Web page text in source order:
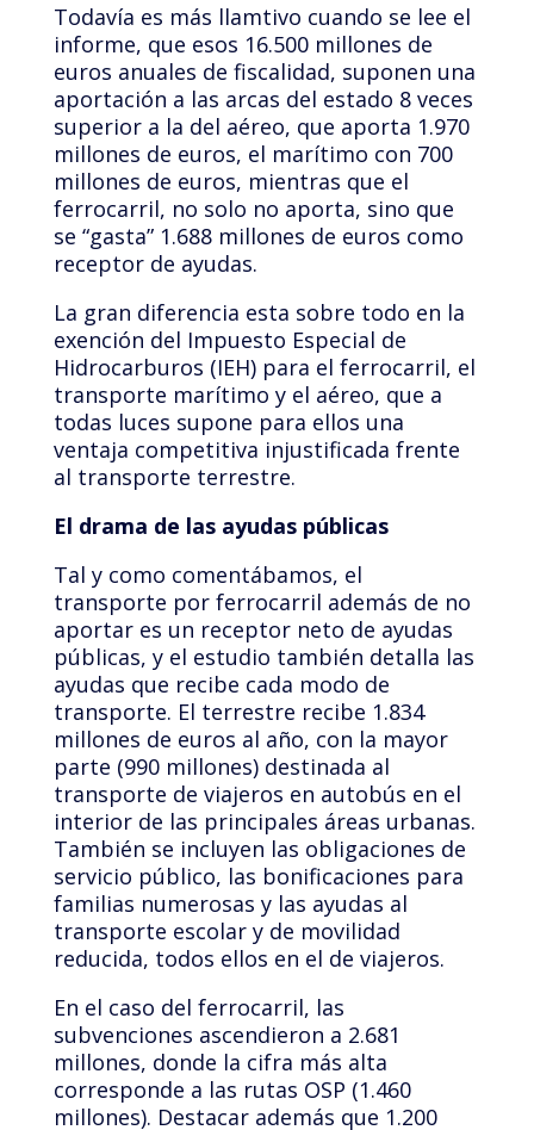
Todavía es más llamtivo cuando se lee el
informe, que esos 16.500 millones de
euros anuales de fiscalidad, suponen una
aportación a las arcas del estado 8 veces
superior a la del aéreo, que aporta 1.970
millones de euros, el marítimo con 700
millones de euros, mientras que el
ferrocarril, no solo no aporta, sino que
se “gasta” 1.688 millones de euros como
receptor de ayudas.
La gran diferencia esta sobre todo en la
exención del Impuesto Especial de
Hidrocarburos (IEH) para el ferrocarril, el
transporte marítimo y el aéreo, que a
todas luces supone para ellos una
ventaja competitiva injustificada frente
al transporte terrestre.
El drama de las ayudas públicas
Tal y como comentábamos, el
transporte por ferrocarril además de no
aportar es un receptor neto de ayudas
públicas, y el estudio también detalla las
ayudas que recibe cada modo de
transporte. El terrestre recibe 1.834
millones de euros al año, con la mayor
parte (990 millones) destinada al
transporte de viajeros en autobús en el
interior de las principales áreas urbanas.
También se incluyen las obligaciones de
servicio público, las bonificaciones para
familias numerosas y las ayudas al
transporte escolar y de movilidad
reducida, todos ellos en el de viajeros.
En el caso del ferrocarril, las
subvenciones ascendieron a 2.681
millones, donde la cifra más alta
corresponde a las rutas OSP (1.460
millones). Destacar además que 1.200